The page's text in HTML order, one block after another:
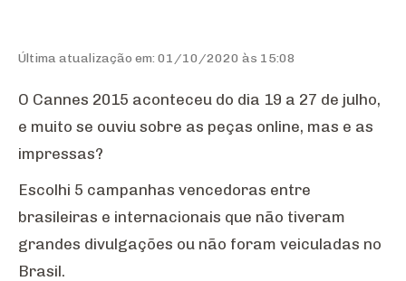
Última atualização em: 01/10/2020 às 15:08
O Cannes 2015 aconteceu do dia 19 a 27 de julho,
e muito se ouviu sobre as peças online, mas e as
impressas?
Escolhi 5 campanhas vencedoras entre
brasileiras e internacionais que não tiveram
grandes divulgações ou não foram veiculadas no
Brasil.